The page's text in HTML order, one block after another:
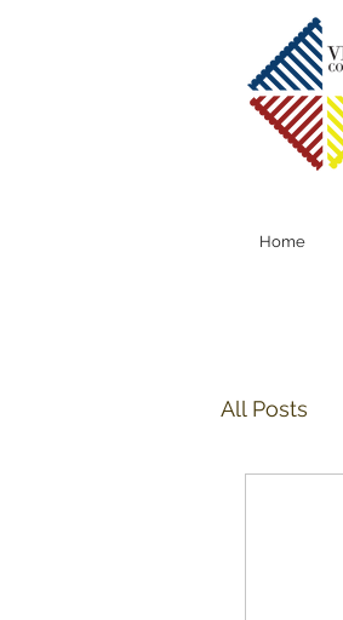
Home
All Posts